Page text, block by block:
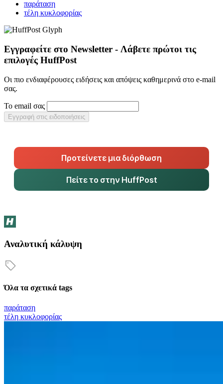
παράταση
τέλη κυκλοφορίας
Εγγραφείτε στο Newsletter - Λάβετε πρώτοι τις
επιλογές HuffPost
Οι πιο ενδιαφέρουσες ειδήσεις και απόψεις καθημερινά στο e-mail
σας.
Το email σας
Εγγραφή στις ειδοποιήσεις
Προτείνετε μια διόρθωση
Πείτε το στην HuffPost
Αναλυτική κάλυψη
Όλα τα σχετικά tags
παράταση
τέλη κυκλοφορίας